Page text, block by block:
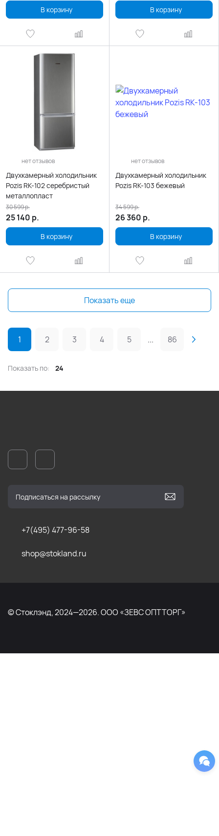
В корзину В корзину
нет отзывов
Двухкамерный холодильник
Pozis RK-102 серебристый
металлопласт
25 140 р.
30 599р.
В корзину
нет отзывов
Двухкамерный холодильник
Pozis RK-103 бежевый
26 360 р.
34 599р.
В корзину
Показать еще
1 2 3 4 5 ... 86
Показать по: 24
+7(495) 477-96-58
shop@stokland.ru
© Стоклэнд, 2024—2026. ООО «ЗЕВС ОПТТОРГ»